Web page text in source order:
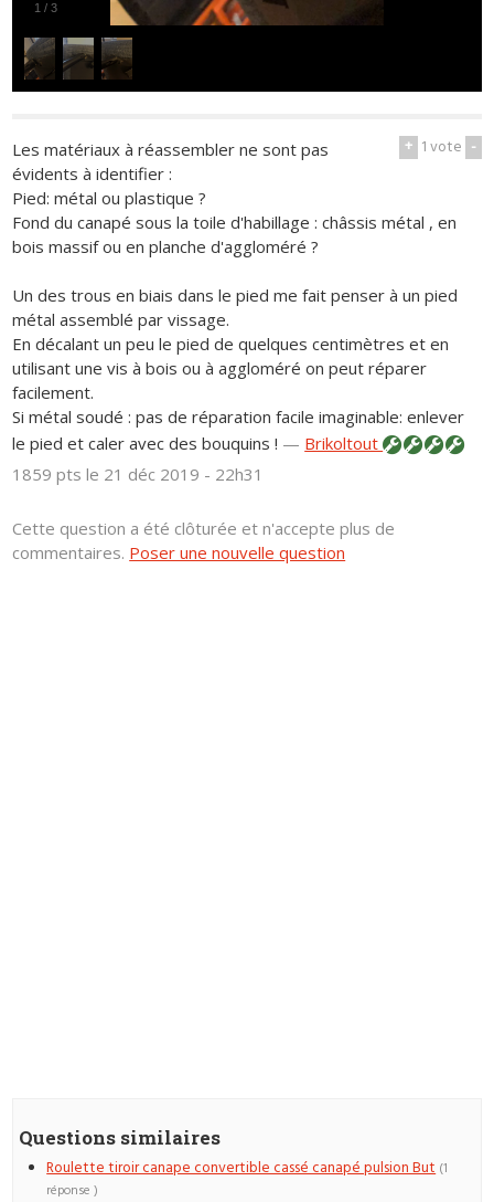
1 /3
+ 1vote -
Les matériaux à réassembler ne sont pas
évidents à identifier :
Pied: métal ou plastique ?
Fond du canapé sous la toile d'habillage : châssis métal , en
bois massif ou en planche d'aggloméré ?
Un des trous en biais dans le pied me fait penser à un pied
métal assemblé par vissage.
En décalant un peu le pied de quelques centimètres et en
utilisant une vis à bois ou à aggloméré on peut réparer
facilement.
Si métal soudé : pas de réparation facile imaginable: enlever
le pied et caler avec des bouquins ! — Brikoltout
1859 ptsle 21 déc 2019 - 22h31
Cette question a été clôturée et n'accepte plus de
commentaires. Poser une nouvelle question
Questions similaires
Roulette tiroir canape convertible cassé canapé pulsion But (1
réponse )